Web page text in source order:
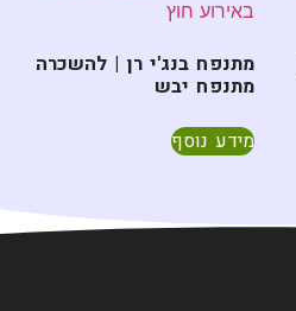
מתנפח בנג'י רן | להשכרה
מתנפח יבש
מידע נוסף